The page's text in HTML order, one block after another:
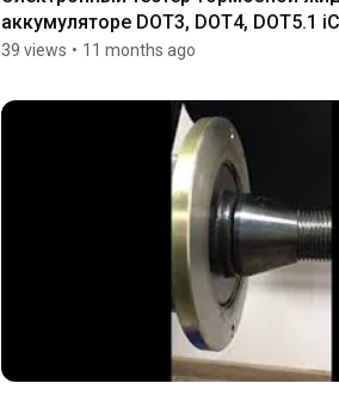
аккумуляторе DOT3, DOT4, DOT5.1
39 views • 11 months ago